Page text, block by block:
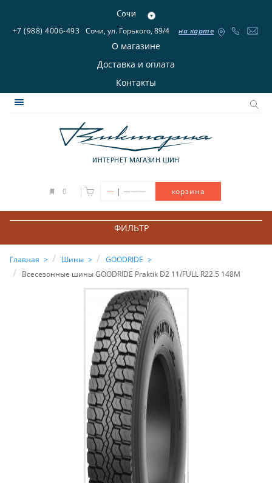
Сочи
+7 (988) 4006-493 Сочи, ул. Горького, 89/4 на карте
О магазине
Доставка и оплата
Контакты
ИНТЕРНЕТ МАГАЗИН ШИН
0 — | ——— корзина
ФИЛЬТР
Главная Шины
GOODRIDE
Всесезонные шины GOODRIDE Praktik D2 11/FULL R22.5 148M